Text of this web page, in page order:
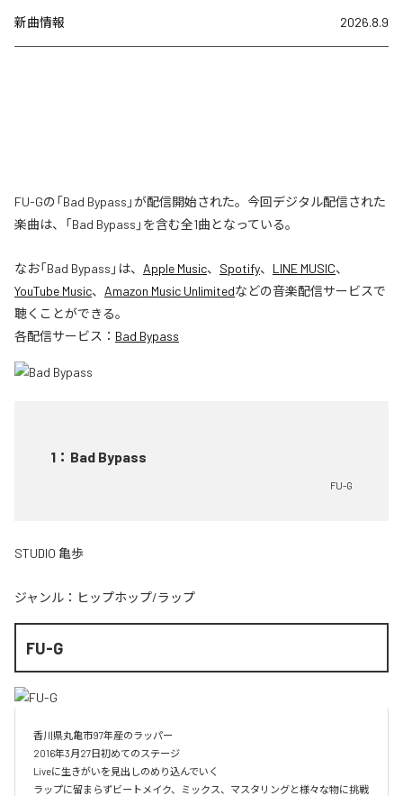
新曲情報 2026.8.9
FU-Gの「Bad Bypass」が配信開始された。今回デジタル配信された
楽曲は、「Bad Bypass」を含む全1曲となっている。
なお「Bad Bypass 」は、 Apple Music、 Spotify、 LINE MUSIC、
YouTube Music、 Amazon Music Unlimitedなどの音楽配信サービスで
聴くことができる。
各配信サービス： Bad Bypass
1 ： Bad Bypass
FU-G
STUDIO 亀歩
ジャンル： ヒップホップ/ラップ
FU-G
香川県丸亀市97年産のラッパー
2016年3月27日初めてのステージ
Liveに生きがいを見出しのめり込んでいく
ラップに留まらずビートメイク、ミックス、マスタリングと様々な物に挑戦